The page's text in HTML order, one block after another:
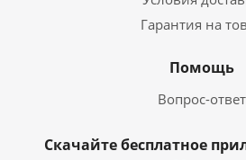
Гарантия на
Помощь
Вопрос-ответ
Скачайте бесплатное